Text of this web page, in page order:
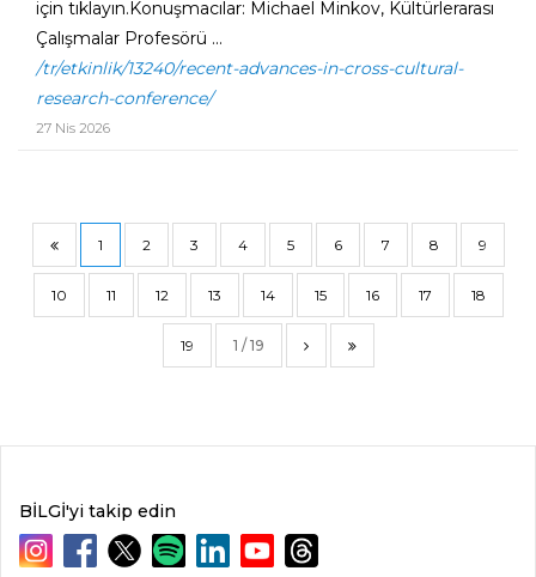
için tıklayın.Konuşmacılar: Michael Minkov, Kültürlerarası
Çalışmalar Profesörü ...
/tr/etkinlik/13240/recent-advances-in-cross-cultural-
research-conference/
27 Nis 2026
1 2 3 4 5 6 7 8 9
10 11 12 13 14 15 16 17 18
19 1 / 19
BİLGİ'yi takip edin